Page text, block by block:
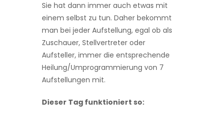
Sie hat dann immer auch etwas mit
einem selbst zu tun. Daher bekommt
man bei jeder Aufstellung, egal ob als
Zuschauer, Stellvertreter oder
Aufsteller, immer die entsprechende
Heilung/Umprogrammierung von 7
Aufstellungen mit.
Dieser Tag funktioniert so: